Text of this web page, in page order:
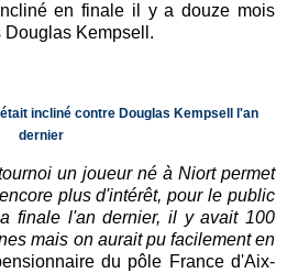
en finale il y a douze mois
Kempsell.
incliné contre Douglas Kempsell l'an
dernier
un joueur né à Niort permet
plus d'intérêt, pour le public
finale l'an dernier, il y avait 100
mais on aurait pu facilement en
du pôle France d'Aix-